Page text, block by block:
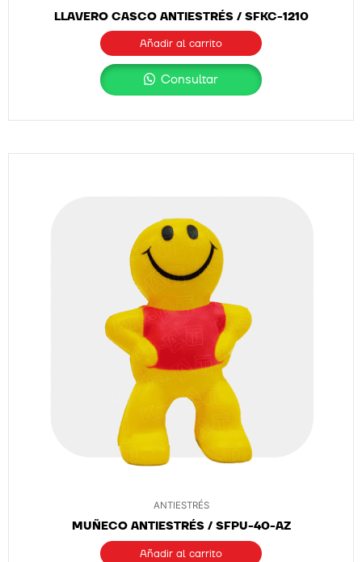
LLAVERO CASCO ANTIESTRÉS / SFKC-1210
Añadir al carrito
Consultar
ANTIESTRÉS
MUÑECO ANTIESTRÉS / SFPU-40-AZ
Añadir al carrito